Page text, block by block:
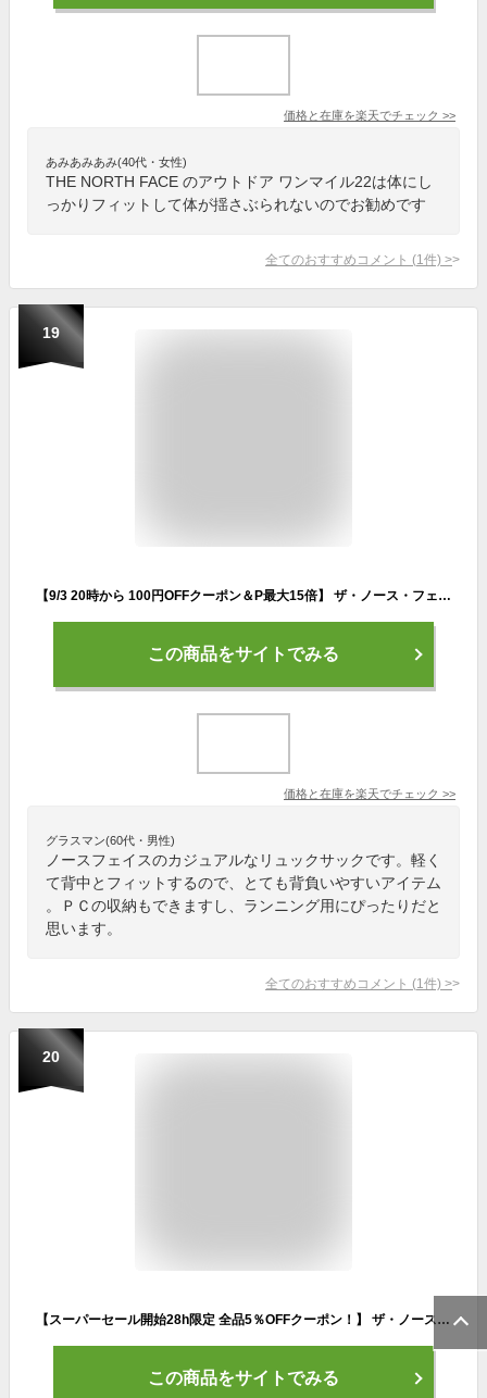
価格と在庫を楽天でチェック >>
あみあみあみ(40代・女性)
THE NORTH FACE のアウトドア ワンマイル22は体にし
っかりフィットして体が揺さぶられないのでお勧めです
全てのおすすめコメント (1 件) >
19
【9/3 20時から 100円OFFクーポン＆P最大15倍】 ザ・ノース・フェイス THE NORTH FACE アウトドア ワンマイル16 メンズ レディース リュック かばん バックパック 16L ランニング 軽量 シンプル ファスナー式 PC収納可能 フィット 揺れ軽減 NM62461
この商品をサイトでみる
価格と在庫を楽天でチェック >>
グラスマン(60代・男性)
ノースフェイスのカジュアルなリュックサックです。軽く
て背中とフィットするので、とても背負いやすいアイテム
。ＰＣの収納もできますし、ランニング用にぴったりだと
思います。
全てのおすすめコメント (1 件) >
20
【スーパーセール開始28h限定 全品5％OFFクーポン！】 ザ・ノース・フェイス THE NORTH FACE アウトドア ワンマイル16 メンズ レディース リュック かばん バックパック 16L ランニング 軽量 シンプル ファスナー式 PC収納可能 フィット 揺れ軽減 NM62461
この商品をサイトでみる